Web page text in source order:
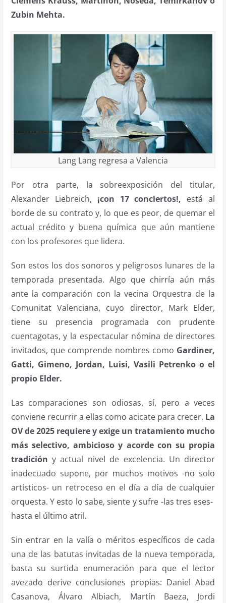
Zubin Mehta.
Lang Lang regresa a Valencia
Por otra parte, la sobreexposición del titular,
Alexander Liebreich, ¡con 17 conciertos!, está al
borde de su contrato y, lo que es peor, de quemar el
actual crédito y buena química que aún mantiene
con los profesores que lidera.
Son estos los dos sonoros y peligrosos lunares de la
temporada presentada. Algo que chirría aún más
ante la comparación con la vecina Orquestra de la
Comunitat Valenciana, cuyo director, Mark Elder,
tiene su presencia programada con prudente
cuentagotas, y la espectacular nómina de directores
invitados, que comprende nombres como Gardiner,
Gatti, Gimeno, Jordan, Luisi, Vasili Petrenko o el
propio Elder.
Las comparaciones son odiosas, sí, pero a veces
conviene recurrir a ellas como acicate para crecer. La
OV de 2025 requiere y exige un tratamiento mucho
más selectivo, ambicioso y acorde con su propia
tradición y actual nivel de excelencia. Un director
inadecuado supone, por muchos motivos -no solo
artísticos- un retroceso en el día a día de cualquier
orquesta. Y esto lo sabe, siente y sufre -las tres eses-
hasta el último atril.
Sin entrar en la valía o méritos específicos de cada
una de las batutas invitadas de la nueva temporada,
basta su surtida enumeración para que el lector
avezado derive conclusiones propias: Daniel Abad
Casanova, Álvaro Albiach, Martín Baeza, Jordi